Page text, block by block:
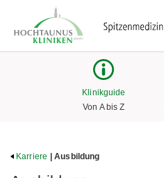
Klinikguide
Von A bis Z
Karriere | Ausbildung